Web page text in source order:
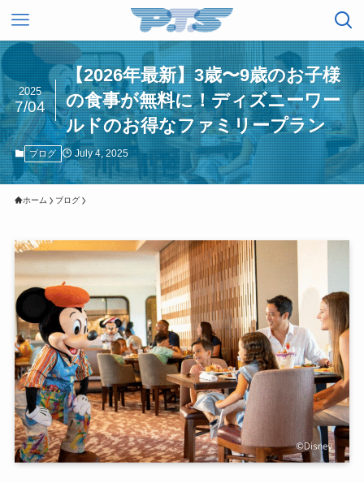
【2026年最新】3歳〜9歳のお子様
の食事が無料に！ディズニーワー
ルドのお得なファミリープラン
2025
7/04
ブログ July 4, 2025
ホーム ブログ